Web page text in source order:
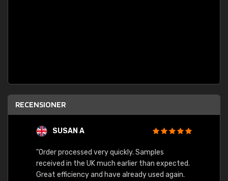
RECENSIONER
SUSAN A
"Order processed very quickly. Samples
received in the UK much earlier than expected.
Great efficiency and have already used again.